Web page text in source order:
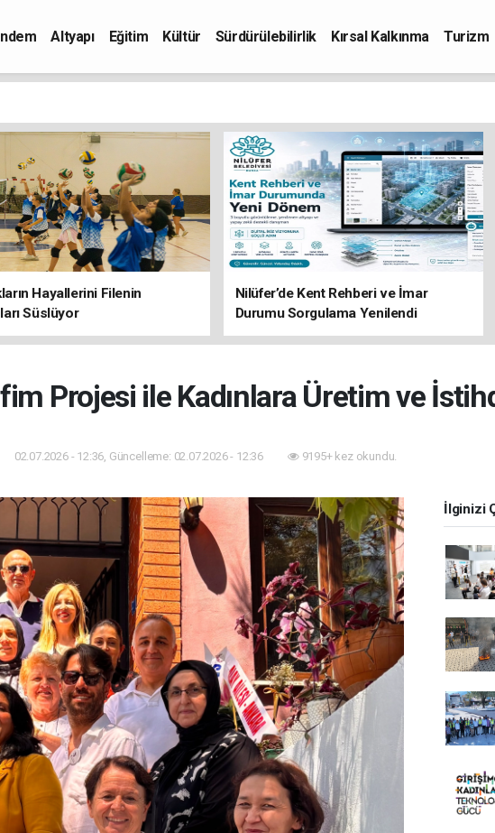
Altyapı Eğitim Kültür Sürdürülebilirlik Kırsal Kalkınma Turizm
Hayallerini Filenin
Süslüyor
Nilüfer’de Kent Rehberi ve İmar
Durumu Sorgulama Yenilendi
Projesi ile Kadınlara Üretim ve
02.07.2026 - 12:36, Güncelleme: 02.07.2026 - 12:36 9195+ kez okundu.
İlginizi